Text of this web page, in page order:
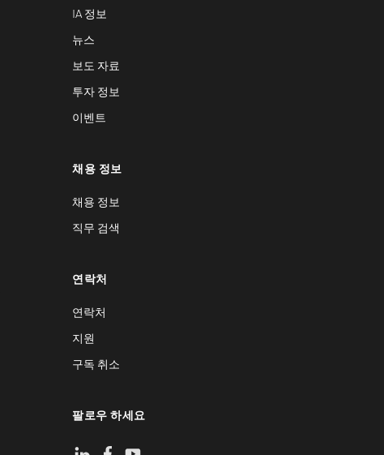
IA 정보
뉴스
보도 자료
투자 정보
이벤트
채용 정보
채용 정보
직무 검색
연락처
연락처
지원
구독 취소
팔로우 하세요